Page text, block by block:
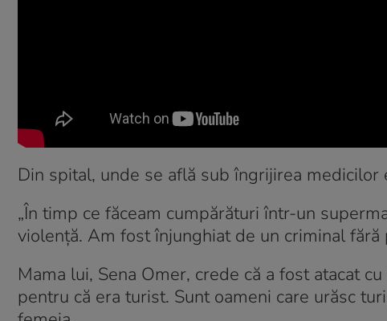
Din spital, unde se află sub îngrijirea
„În timp ce făceam cumpărături într-un
violenţă. Am fost înjunghiat de un criminal fără
Mama lui, Sena Omer, crede că a fost atacat
pentru că era turist. Sunt oameni care urăsc